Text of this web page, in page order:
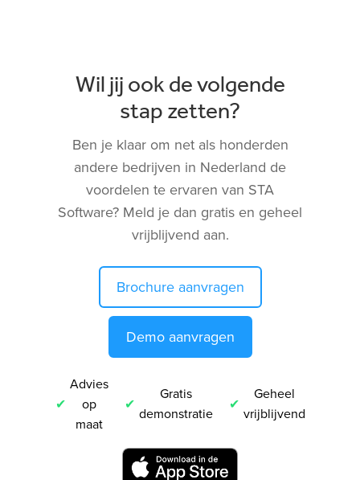
Wil jij ook de volgende
stap zetten?
Ben je klaar om net als honderden
andere bedrijven in Nederland de
voordelen te ervaren van STA
Software? Meld je dan gratis en geheel
vrijblijvend aan.
Brochure aanvragen
Demo aanvragen
Advies
op
maat
Gratis
demonstratie
Geheel
vrijblijvend